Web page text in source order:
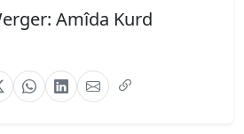
Amîda Kurd